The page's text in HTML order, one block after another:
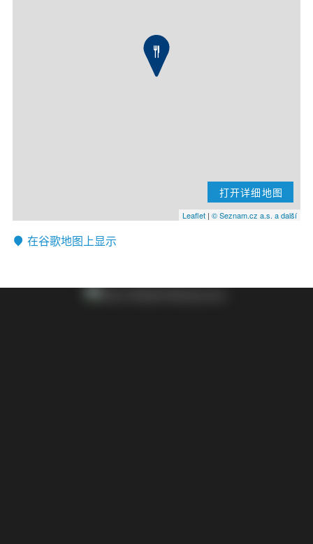
打开详细地图
Leaflet | © Seznam.cz a.s. a další
在谷歌地图上显示